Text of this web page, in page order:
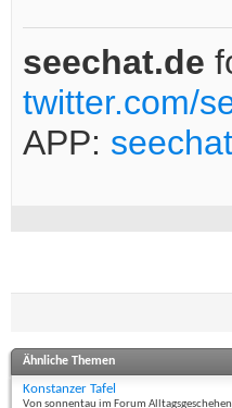
seechat.de
twitter.com/
APP:
Ähnliche Themen
Konstanzer Tafel
Von sonnentau im Forum Alltagsgeschehen